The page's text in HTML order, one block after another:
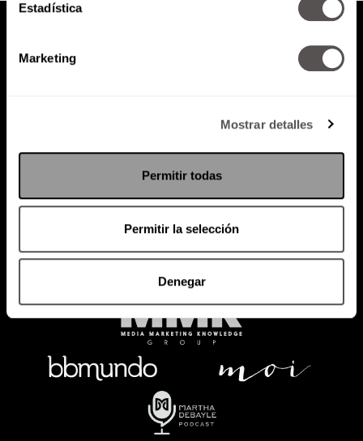
Estadística
Marketing
Mostrar detalles
Permitir todas
Permitir la selección
Denegar
Política de Privacidad
PODCAST RADIO MARTHA EVENTOS
SACA TU ID